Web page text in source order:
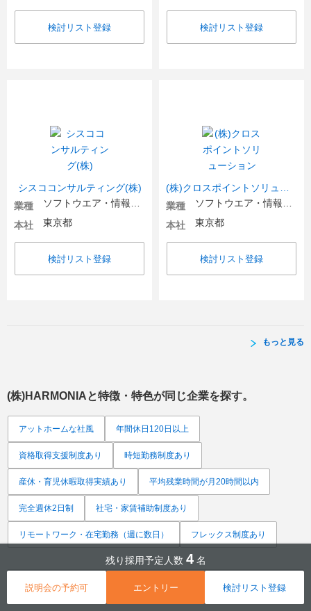
残り採用予定人数 4 名
説明会の予約可 エントリー 検討リスト登録
検討リスト登録 検討リスト登録
シスココンサルティング(株)
業種
本社
東京都
検討リスト登録
業種
本社
東京都
検討リスト登録
もっと見る
(株)HARMONIAと特徴・特色が同じ企業を探す。
アットホームな社風 年間休日120日以上
資格取得支援制度あり 時短勤務制度あり
産休・育児休暇取得実績あり 平均残業時間が月20時間以内
完全週休2日制 社宅・家賃補助制度あり
リモートワーク・在宅勤務（週に数日） フレックス制度あり
URLをメールで送る